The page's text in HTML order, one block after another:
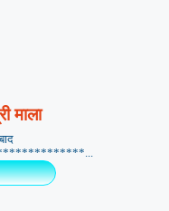
माला